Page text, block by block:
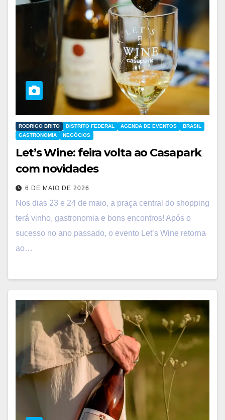
DISTRITO FEDERAL AGENDA DE EVENTOS
BRASIL
GASTRONOMIA
NEGÓCIOS
RODRIGO BRITO
Let’s Wine: feira volta ao Casapark
com novidades
6 DE MAIO DE 2026
Nos dias 23 e 24 de maio, a praça central do shopping
terá vinho, gastronomia e bons encontros! Após o
sucesso no ano passado, o evento Let’s Wine retorna
ao…